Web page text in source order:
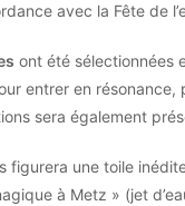
avec la Fête de
ont été sélectionnées
entrer en résonance,
sera également
une toile
à Metz » (jet